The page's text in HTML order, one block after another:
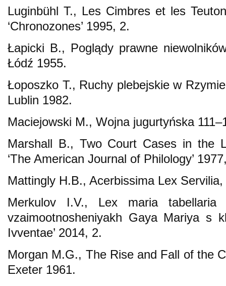
Luginbühl T., Les Cimbres et les
‘Chronozones’ 1995, 2.
Łapicki B., Poglądy prawne
Łódź 1955.
Łoposzko T., Ruchy plebejskie w
Lublin 1982.
Maciejowski M., Wojna jugurtyńska
Marshall B., Two Court Cases in the
‘The American Journal of Philology’
Mattingly H.B., Acerbissima Lex Servilia,
Merkulov I.V., Lex maria
vzaimootnosheniyakh Gaya Mariya s
Ivventae’ 2014, 2.
Morgan M.G., The Rise and Fall of the
Exeter 1961.